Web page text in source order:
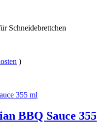
Schneidebrettchen
)
BBQ Sauce 355